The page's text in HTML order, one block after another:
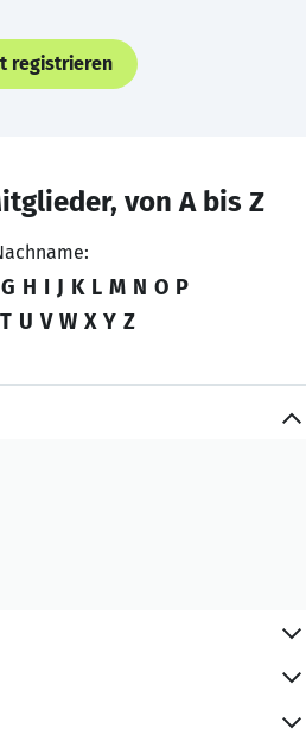
registrieren
von A bis Z
G H I J K L M N O P
T U V W X Y Z